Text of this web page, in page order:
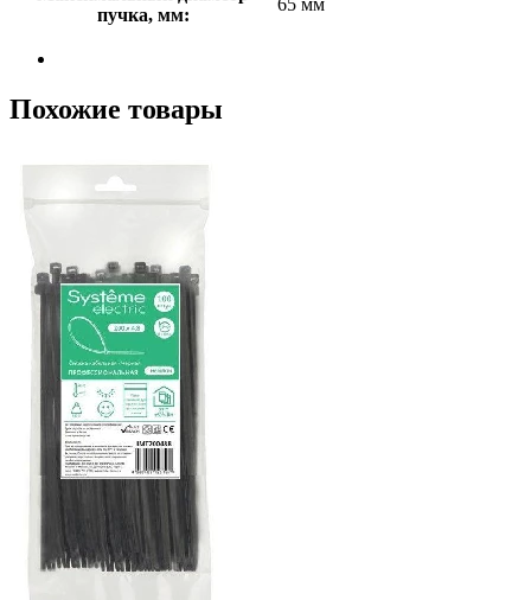
пучка, мм:
Похожие товары